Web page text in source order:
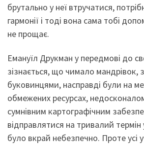
брутально у неї втручатися,
гармонії і тоді вона сама тобі
не прощає.
Емануїл Друкман у передмові до
зізнається, що чимало мандрівок,
буковинцями, насправді були на
обмежених ресурсах,
сумнівним картографічним
відправлятися на тривалий термін
було вкрай небезпечно. Проте усі